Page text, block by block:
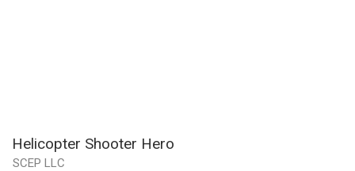
Helicopter Shooter Hero
SCEP LLC